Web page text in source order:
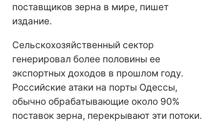
поставщиков зерна в мире, пишет
издание.
Сельскохозяйственный сектор
генерировал более половины ее
экспортных доходов в прошлом году.
Российские атаки на порты Одессы,
обычно обрабатывающие около 90%
поставок зерна, перекрывают эти потоки.